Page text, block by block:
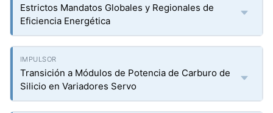
Estrictos Mandatos Globales y Regionales de
Eficiencia Energética
Transición a Módulos de Potencia de Carburo de
Silicio en Variadores Servo